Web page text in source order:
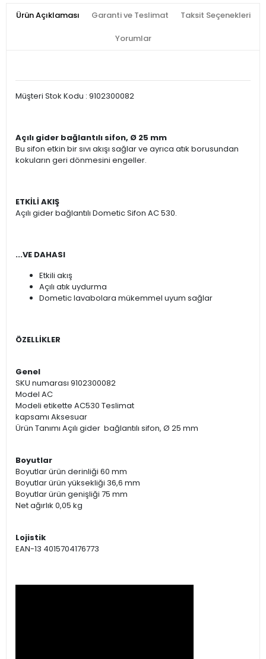
Ürün Açıklaması Garanti ve Teslimat Taksit Seçenekleri
Yorumlar
Müşteri Stok Kodu : 9102300082
Açılı gider bağlantılı sifon, Ø 25 mm
Bu sifon etkin bir sıvı akışı sağlar ve ayrıca atık borusundan
kokuların geri dönmesini engeller.
ETKİLİ AKIŞ
Açılı gider bağlantılı Dometic Sifon AC 530.
...VE DAHASI
Etkili akış
Açılı atık uydurma
Dometic lavabolara mükemmel uyum sağlar
ÖZELLİKLER
Genel
SKU numarası 9102300082
Model AC
Modeli etikette AC530 Teslimat
kapsamı Aksesuar
Ürün Tanımı Açılı gider bağlantılı sifon, Ø 25 mm
Boyutlar
Boyutlar ürün derinliği 60 mm
Boyutlar ürün yüksekliği 36,6 mm
Boyutlar ürün genişliği 75 mm
Net ağırlık 0,05 kg
Lojistik
EAN-13 4015704176773